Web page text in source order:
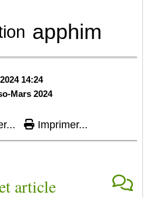
apphim
14:24
Mars 2024
Imprimer...
article